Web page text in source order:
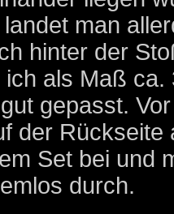
landet man
hinter der
ich als Maß
gepasst.
der Rückseite
Set bei und
durch.